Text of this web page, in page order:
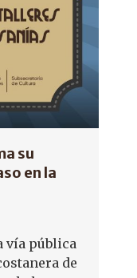
su
en la
vía pública
de